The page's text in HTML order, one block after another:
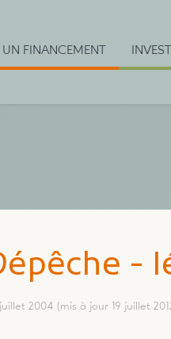
UN FINANCEMENT
-
2004 (mis à jour 19 juillet